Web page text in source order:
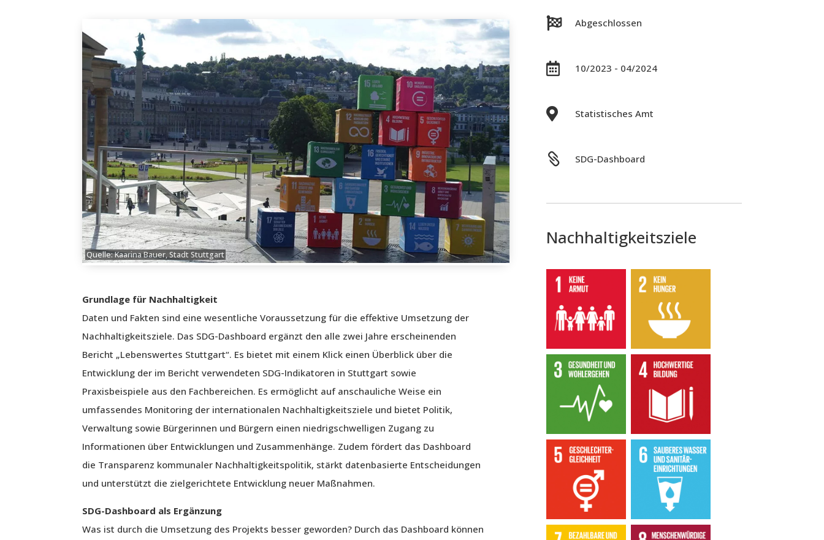
Quelle: Kaarina Bauer, Stadt Stuttgart
Grundlage für Nachhaltigkeit
Daten und Fakten sind eine wesentliche Voraussetzung für die effektive Umsetzung der
Nachhaltigkeitsziele. Das SDG-Dashboard ergänzt den alle zwei Jahre erscheinenden
Bericht „Lebenswertes Stuttgart“. Es bietet mit einem Klick einen Überblick über die
Entwicklung der im Bericht verwendeten SDG-Indikatoren in Stuttgart sowie
Praxisbeispiele aus den Fachbereichen. Es ermöglicht auf anschauliche Weise ein
umfassendes Monitoring der internationalen Nachhaltigkeitsziele und bietet Politik,
Verwaltung sowie Bürgerinnen und Bürgern einen niedrigschwelligen Zugang zu
Informationen über Entwicklungen und Zusammenhänge. Zudem fördert das Dashboard
die Transparenz kommunaler Nachhaltigkeitspolitik, stärkt datenbasierte Entscheidungen
und unterstützt die zielgerichtete Entwicklung neuer Maßnahmen.
SDG-Dashboard als Ergänzung
Was ist durch die Umsetzung des Projekts besser geworden? Durch das Dashboard können
 Abgeschlossen
 10/2023 - 04/2024
 Statistisches Amt
 SDG-Dashboard
Nachhaltigkeitsziele